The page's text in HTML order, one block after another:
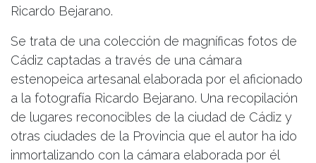
Ricardo Bejarano.
Se trata de una colección de magníficas fotos de
Cádiz captadas a través de una cámara
estenopeica artesanal elaborada por el aficionado
a la fotografía Ricardo Bejarano. Una recopilación
de lugares reconocibles de la ciudad de Cádiz y
otras ciudades de la Provincia que el autor ha ido
inmortalizando con la cámara elaborada por él